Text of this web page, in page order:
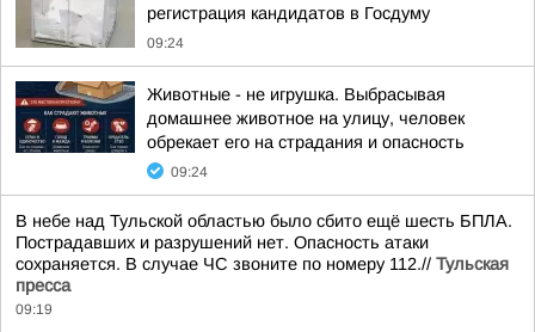
регистрация кандидатов в Госдуму
09:24
Животные - не игрушка. Выбрасывая
домашнее животное на улицу, человек
обрекает его на страдания и опасность
09:24
В небе над Тульской областью было сбито ещё шесть БПЛА.
Пострадавших и разрушений нет. Опасность атаки
сохраняется. В случае ЧС звоните по номеру 112.// Тульская
пресса
09:19